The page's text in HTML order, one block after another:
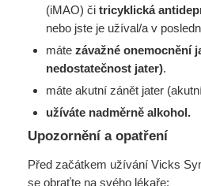
(iMAO) či tricyklická
nebo jste je užíval/a v
máte závažné onemocnění
nedostatečnost jater).
máte akutní zánět jater
užíváte nadměrně alkohol.
Upozornění a opatření
Před začátkem užívání Vicks
se obraťte na svého lékaře: